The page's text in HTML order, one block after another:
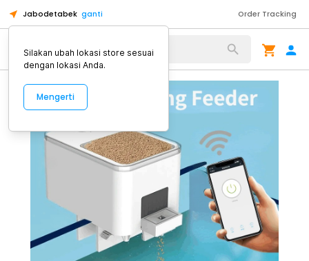
Jabodetabek ganti Order Tracking
Alat Kopi
Silakan ubah lokasi store sesuai
dengan lokasi Anda.
Mengerti